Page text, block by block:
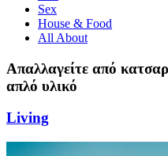
Sex
House & Food
All About
Απαλλαγείτε από
απλό υλικό
Living